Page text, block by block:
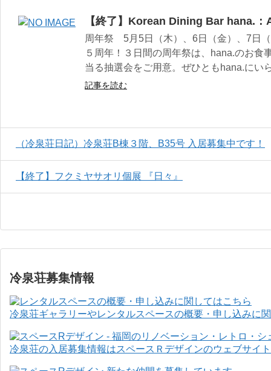
【終了】Korean Dining Bar hana.
周年祭 5月5日（木）、6日（金）、7日
５周年！３日間の周年祭は、hana.のお食
当る抽選会をご用意。ぜひともhana.にい
記事を読む
（冷泉荘日記）冷泉荘B棟３階、B35号 入居募集中です！
【終了】フクミヤサオリ個展 『日々』
冷泉荘募集情報
冷泉荘ギャラリーやレンタルスペースの概要・申し込みに
冷泉荘の入居募集情報はスペースＲデザインのウェブサイ